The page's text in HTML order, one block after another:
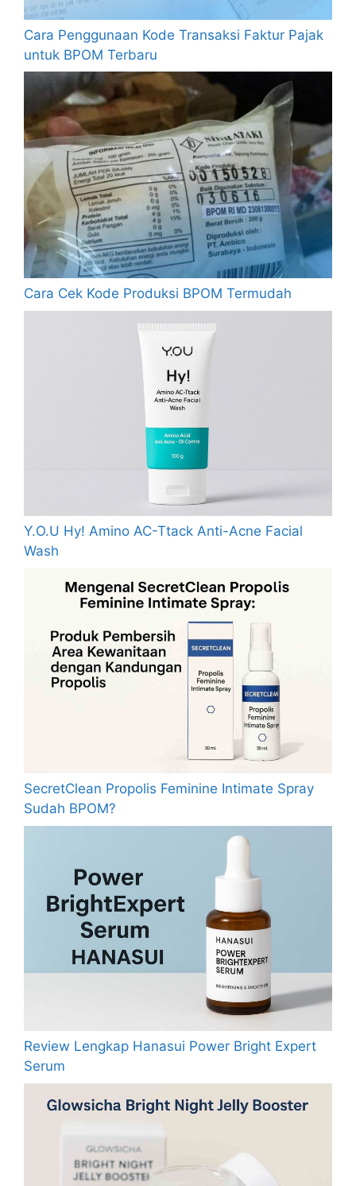
Cara Penggunaan Kode Transaksi Faktur Pajak
untuk BPOM Terbaru
Cara Cek Kode Produksi BPOM Termudah
Y.O.U Hy! Amino AC-Ttack Anti-Acne Facial
Wash
SecretClean Propolis Feminine Intimate Spray
Sudah BPOM?
Review Lengkap Hanasui Power Bright Expert
Serum